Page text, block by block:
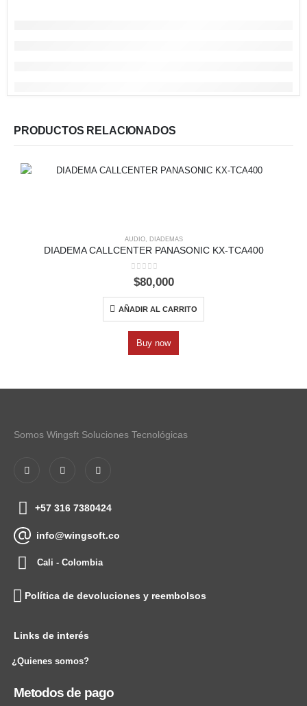
PRODUCTOS RELACIONADOS
AUDIO, DIADEMAS
DIADEMA CALLCENTER PANASONIC KX-TCA400
0out of 5
$80,000
AÑADIR AL CARRITO
Buy now
Somos Wingsft Soluciones Tecnológicas
+57 316 7380424
info@wingsoft.co
Cali - Colombia
Política de devoluciones y reembolsos
Links de interés
¿Quienes somos?
Metodos de pago